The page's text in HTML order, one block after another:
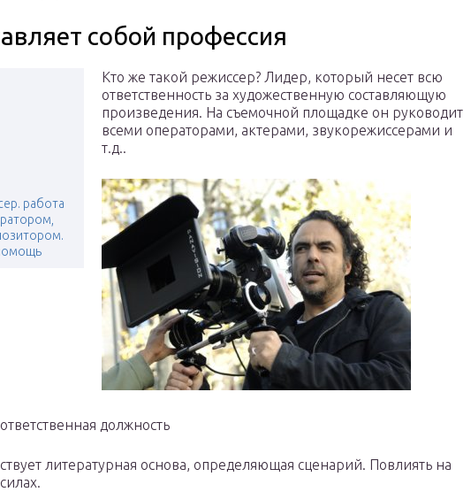
собой профессия
работа
Кто же такой режиссер? Лидер, который несет всю
ответственность за художественную составляющую
произведения. На съемочной площадке он руководит
всеми операторами, актерами, звукорежиссерами и
т.д..
должность
литературная основа, определяющая сценарий. Повлиять на